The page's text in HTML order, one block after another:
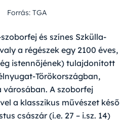
Forrás: TGA
és színes Szkülla-
a régészek egy 2100 éves,
istennőjének) tulajdonított
Törökországban,
városában. A szoborfej
a klasszikus művészet késő
császár (i.e. 27 – i.sz. 14)